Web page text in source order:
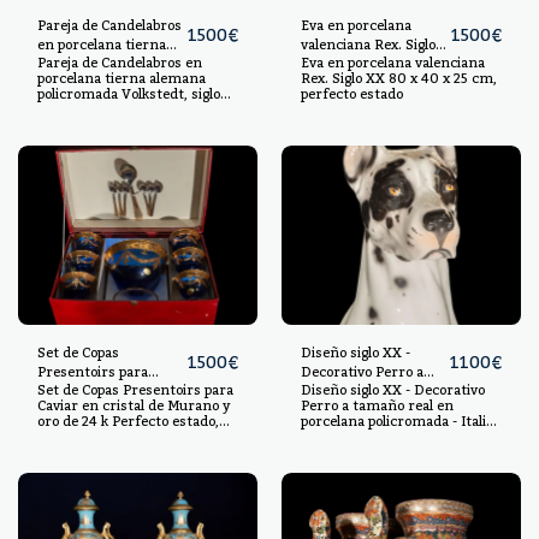
Pareja de Candelabros
en porcelana tierna
alemana policromada
Volkstedt, siglo XIX
1500€
Pareja de Candelabros en
porcelana tierna alemana
policromada Volkstedt, siglo
XIX Buen estado ambos,
uno.
Eva en porcelana
valenciana Rex. Siglo
XX
1500€
Eva en porcelana valenciana
Rex. Siglo XX 80 x 40 x 25 cm,
perfecto estado
Set de Copas
Presentoirs para
Caviar en cristal de
Murano y oro de 24 k
1500€
Set de Copas Presentoirs para
Caviar en cristal de Murano y
oro de 24 k Perfecto estado,
con caja. Medidas: de 44 x 28 x
cm
Diseño siglo XX -
Decorativo Perro a
tamaño real en
porcelana policromada
- Italia años 50-60
1100€
Diseño siglo XX - Decorativo
Perro a tamaño real en
porcelana policromada - Italia
años 50-60 Medidas: 92 x 50 x